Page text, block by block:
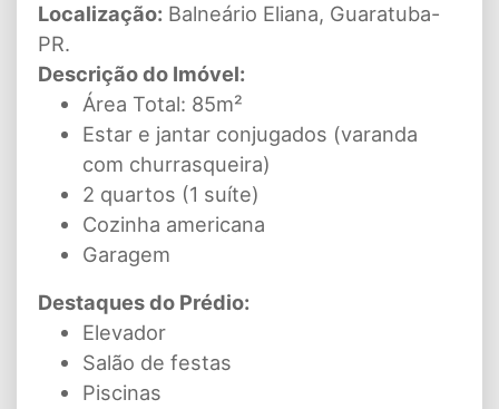
Localização: Balneário Eliana, Guaratuba-
PR.
Descrição do Imóvel:
Área Total: 85m²
Estar e jantar conjugados (varanda
com churrasqueira)
2 quartos (1 suíte)
Cozinha americana
Garagem
Destaques do Prédio:
Elevador
Salão de festas
Piscinas